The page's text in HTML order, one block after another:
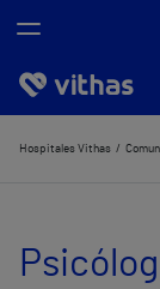
Nosotros
Servicios de salud
Hospitales Vithas